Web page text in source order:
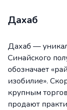
Дахаб
Дахаб —
Синайского
обозначает
изобилие».
крупным
продают